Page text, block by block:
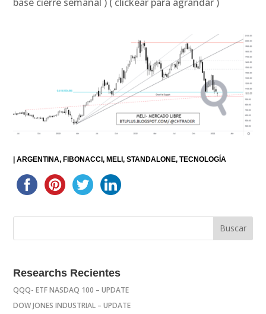
|ARGENTINA FIBONACCI MELI STANDALONE TECNOLOGÍA
Researchs Recientes
QQQ- ETF NASDAQ 100 – UPDATE
DOW JONES INDUSTRIAL – UPDATE